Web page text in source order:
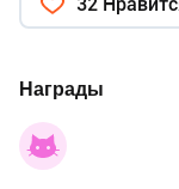
Награды